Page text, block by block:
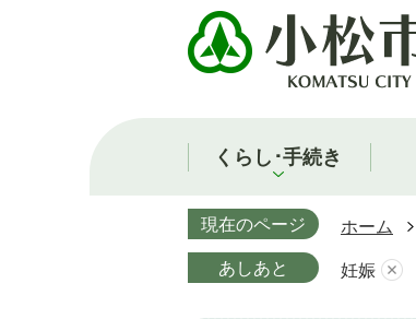
くらし･手続き
現在のページ ホーム
あしあと
妊娠